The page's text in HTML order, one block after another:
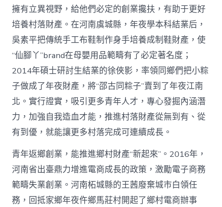
擁有立異視野，給他們必定的創業攙扶，有助于更好
培養村落財產。在河南虞城縣，年夜學本科結業后，
吳素平把傳統手工布鞋制作身手培養成制鞋財產，使
“仙腳丫”brand在母嬰用品範疇有了必定著名度；
2014年碩士研討生結業的徐俠影，率領同鄉們把小粽
子做成了年夜財產，將“邵古同粽子”賣到了年夜江南
北。實行證實，吸引更多青年人才，專心發掘內涵潛
力，加強自我造血才能，推進村落財產從無到有、從
有到優，就能讓更多村落完成可連續成長。
青年返鄉創業，能推進鄉村財產“新起來”。2016年，
河南省出臺鼎力增進電商成長的政策，激勵電子商務
範疇失業創業。河南柘城縣的王茜廢棄城市白領任
務，回抵家鄉年夜仵鄉馬莊村開起了鄉村電商辦事